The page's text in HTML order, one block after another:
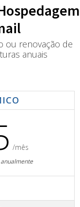
ou renovação de
anuais
/mês